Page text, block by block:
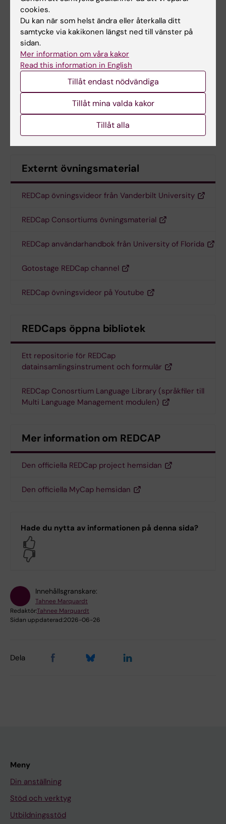
Steg-för-stegguide – Användarrättigheter &
DAGs (PDF, 2.34 MB)
Steg-för-stegguide - Randomisering
670.41 KB)
Steg-för-stegguide - E-consent (elektroniskt
samtycke) (PDF, 803.83 KB)
Steg-för-stegguide - Enkäter och utskick
Externt övningsmaterial
REDCap övningsvideor från Vanderbilt University
REDCap Consortiums övningsmaterial
REDCap användarhandbok från University of Florida
Gotostage REDCap channel
REDCap övningsvideor på Youtube
REDCaps öppna bibliotek
Ett repositorie för REDCap
datainsamlingsinstrument och formulär
REDCap Conosrtium Language Library (språkfiler till
Multi Language Management modulen)
Mer information om REDCAP
Den officiella REDCap project hemsidan
Den officiella MyCap hemsidan
Hade du nytta av informationen på denna sida?
Innehållsgranskare:
Tahnee Marquardt
Redaktör:Tahnee Marquardt
Sidan uppdaterad:2026-06-26
Dela
Meny
Din anställning
Stöd och verktyg
Utbildningsstöd
cookies.
Du kan när som helst ändra eller återkalla ditt
samtycke via kakikonen längst ned till vänster på
sidan.
Mer information om våra kakor
Read this information in English
Tillåt endast nödvändiga
Tillåt mina valda kakor
Tillåt alla